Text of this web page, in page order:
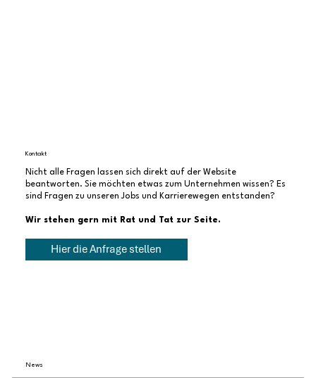
Kontakt
Nicht alle Fragen lassen sich direkt auf der Website
beantworten. Sie möchten etwas zum Unternehmen wissen? Es
sind Fragen zu unseren Jobs und Karrierewegen entstanden?
Wir stehen gern mit Rat und Tat zur Seite.
Hier die Anfrage stellen
News